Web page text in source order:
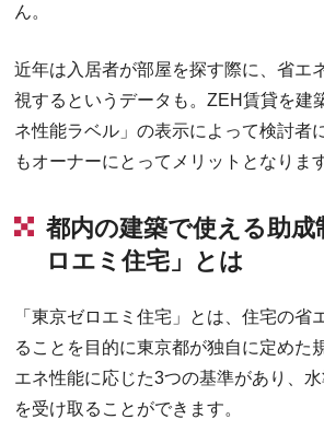
ん。
近年は入居者が部屋を探す際に、省エ
視するというデータも。ZEH賃貸を建
ネ性能ラベル」の表示によって検討者
もオーナーにとってメリットとなりま
都内の建築で使える助成
ロエミ住宅」とは
「東京ゼロエミ住宅」とは、住宅の省
ることを目的に東京都が独自に定めた
エネ性能に応じた3つの基準があり、
を受け取ることができます。